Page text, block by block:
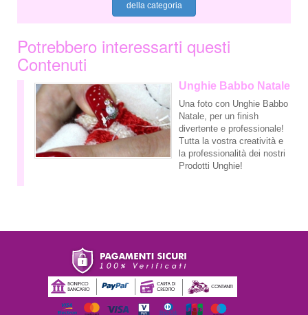
della categoria
Potrebbero interessarti questi
Contenuti
Unghie Babbo Natale
Una foto con Unghie Babbo
Natale, per un finish
divertente e professionale!
Tutta la vostra creatività e
la professionalità dei nostri
Prodotti Unghie!